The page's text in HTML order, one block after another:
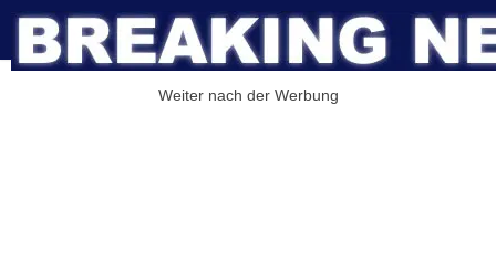
Weiter nach der Werbung